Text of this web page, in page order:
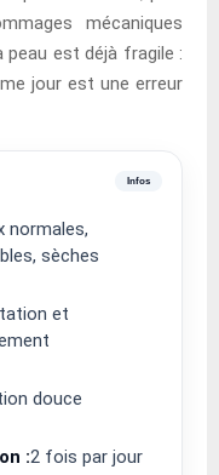
mécaniques
est déjà fragile :
jour est une erreur
normales,
sèches
et
douce
:2 fois par jour